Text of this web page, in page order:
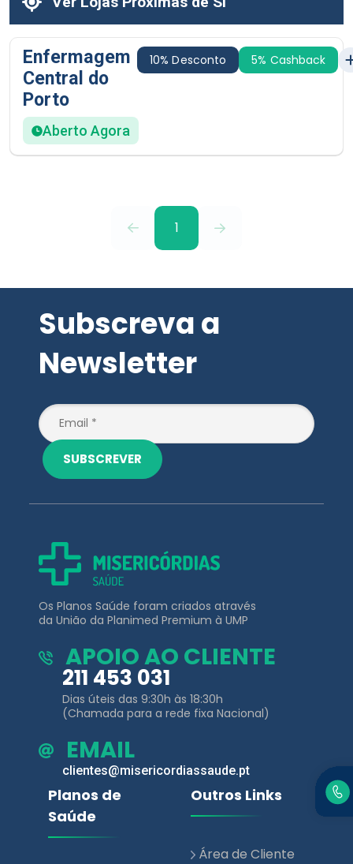
Enfermagem
Central do
Porto
10% Desconto 5% Cashback
Aberto Agora
1
Subscreva a
Newsletter
SUBSCREVER
Os Planos Saúde foram criados através
da União da Planimed Premium à UMP
APOIO AO CLIENTE
211 453 031
Dias úteis das 9:30h às 18:30h
(Chamada para a rede fixa Nacional)
EMAIL
clientes@misericordiassaude.pt
Planos de
Saúde
Outros Links
Área de Cliente